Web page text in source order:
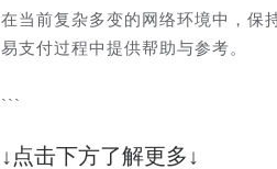
在当前复杂多变的网络环境中，保
易支付过程中提供帮助与参考。
```
↓点击下方了解更多↓